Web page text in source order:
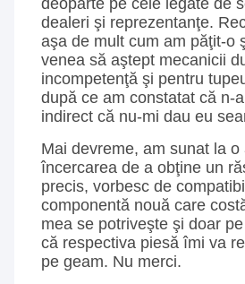
deoparte pe cele legate de
dealeri şi reprezentanţe.
aşa de mult cum am păţit-o
venea să aştept mecanicii
incompetenţă şi pentru
după ce am constatat că n-
indirect că nu-mi dau eu
Mai devreme, am sunat la
încercarea de a obţine un
precis, vorbesc de
componentă nouă care
mea se potriveşte şi doar
că respectiva piesă îmi va
pe geam. Nu merci.